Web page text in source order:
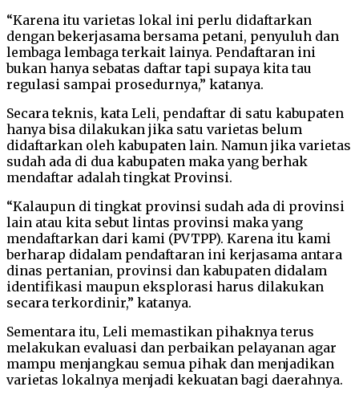
“Karena itu varietas lokal ini perlu didaftarkan
dengan bekerjasama bersama petani, penyuluh dan
lembaga lembaga terkait lainya. Pendaftaran ini
bukan hanya sebatas daftar tapi supaya kita tau
regulasi sampai prosedurnya,” katanya.
Secara teknis, kata Leli, pendaftar di satu kabupaten
hanya bisa dilakukan jika satu varietas belum
didaftarkan oleh kabupaten lain. Namun jika varietas
sudah ada di dua kabupaten maka yang berhak
mendaftar adalah tingkat Provinsi.
“Kalaupun di tingkat provinsi sudah ada di provinsi
lain atau kita sebut lintas provinsi maka yang
mendaftarkan dari kami (PVTPP). Karena itu kami
berharap didalam pendaftaran ini kerjasama antara
dinas pertanian, provinsi dan kabupaten didalam
identifikasi maupun eksplorasi harus dilakukan
secara terkordinir,” katanya.
Sementara itu, Leli memastikan pihaknya terus
melakukan evaluasi dan perbaikan pelayanan agar
mampu menjangkau semua pihak dan menjadikan
varietas lokalnya menjadi kekuatan bagi daerahnya.